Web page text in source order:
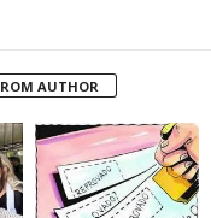
AUTHOR